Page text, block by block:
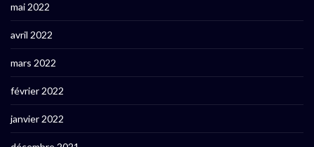
mai 2022
avril 2022
mars 2022
février 2022
janvier 2022